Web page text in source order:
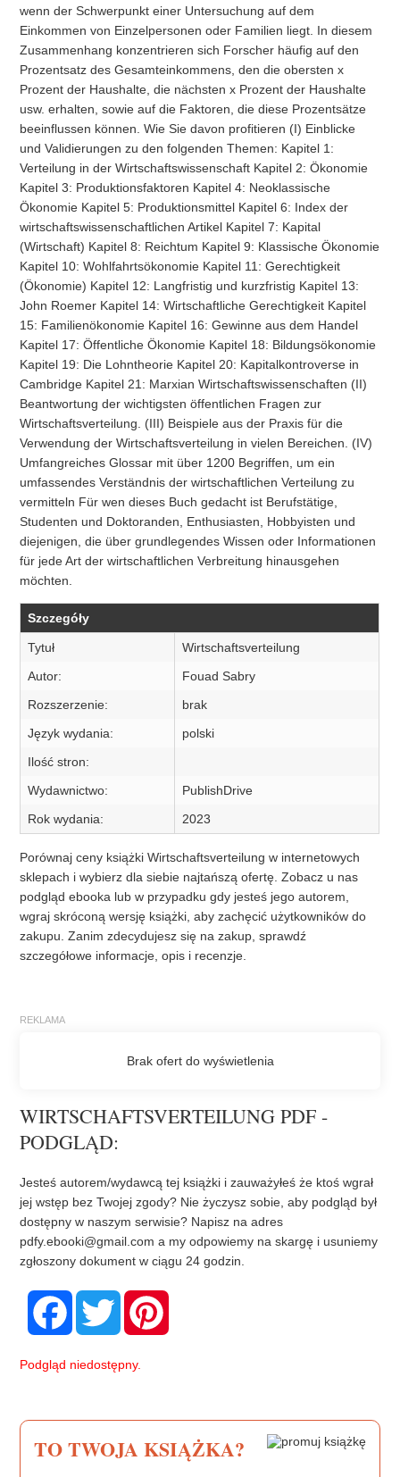
wenn der Schwerpunkt einer Untersuchung auf dem
Einkommen von Einzelpersonen oder Familien liegt. In diesem
Zusammenhang konzentrieren sich Forscher häufig auf den
Prozentsatz des Gesamteinkommens, den die obersten x
Prozent der Haushalte, die nächsten x Prozent der Haushalte
usw. erhalten, sowie auf die Faktoren, die diese Prozentsätze
beeinflussen können. Wie Sie davon profitieren (I) Einblicke
und Validierungen zu den folgenden Themen: Kapitel 1:
Verteilung in der Wirtschaftswissenschaft Kapitel 2: Ökonomie
Kapitel 3: Produktionsfaktoren Kapitel 4: Neoklassische
Ökonomie Kapitel 5: Produktionsmittel Kapitel 6: Index der
wirtschaftswissenschaftlichen Artikel Kapitel 7: Kapital
(Wirtschaft) Kapitel 8: Reichtum Kapitel 9: Klassische Ökonomie
Kapitel 10: Wohlfahrtsökonomie Kapitel 11: Gerechtigkeit
(Ökonomie) Kapitel 12: Langfristig und kurzfristig Kapitel 13:
John Roemer Kapitel 14: Wirtschaftliche Gerechtigkeit Kapitel
15: Familienökonomie Kapitel 16: Gewinne aus dem Handel
Kapitel 17: Öffentliche Ökonomie Kapitel 18: Bildungsökonomie
Kapitel 19: Die Lohntheorie Kapitel 20: Kapitalkontroverse in
Cambridge Kapitel 21: Marxian Wirtschaftswissenschaften (II)
Beantwortung der wichtigsten öffentlichen Fragen zur
Wirtschaftsverteilung. (III) Beispiele aus der Praxis für die
Verwendung der Wirtschaftsverteilung in vielen Bereichen. (IV)
Umfangreiches Glossar mit über 1200 Begriffen, um ein
umfassendes Verständnis der wirtschaftlichen Verteilung zu
vermitteln Für wen dieses Buch gedacht ist Berufstätige,
Studenten und Doktoranden, Enthusiasten, Hobbyisten und
diejenigen, die über grundlegendes Wissen oder Informationen
für jede Art der wirtschaftlichen Verbreitung hinausgehen
möchten.
Szczegóły
Tytuł
Wirtschaftsverteilung
Autor:
Fouad Sabry
Rozszerzenie:
brak
Język wydania:
polski
Ilość stron:
Wydawnictwo:
PublishDrive
Rok wydania:
2023
Porównaj ceny książki Wirtschaftsverteilung w internetowych
sklepach i wybierz dla siebie najtańszą ofertę. Zobacz u nas
podgląd ebooka lub w przypadku gdy jesteś jego autorem,
wgraj skróconą wersję książki, aby zachęcić użytkowników do
zakupu. Zanim zdecydujesz się na zakup, sprawdź
szczegółowe informacje, opis i recenzje.
WIRTSCHAFTSVERTEILUNG PDF -
PODGLĄD:
Jesteś autorem/wydawcą tej książki i zauważyłeś że ktoś wgrał
jej wstęp bez Twojej zgody? Nie życzysz sobie, aby podgląd był
dostępny w naszym serwisie? Napisz na adres
pdfy.ebooki@gmail.com a my odpowiemy na skargę i usuniemy
zgłoszony dokument w ciągu 24 godzin.
F
o
T
w
e
Podgląd niedostępny.
TO TWOJA KSIĄŻKA?